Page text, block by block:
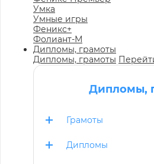
Умка
Умные игры
Феникс+
Фолиант-М
Дипломы, грамоты
Дипломы, грамоты
Дипломы,
Грамоты
Дипломы